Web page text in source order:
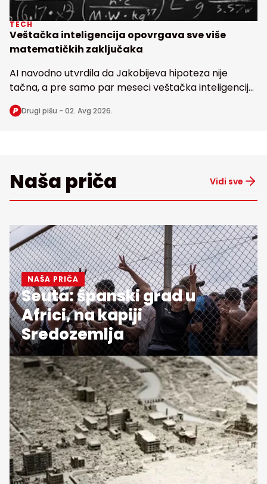
TECH
Veštačka inteligencija opovrgava sve više
matematičkih zaključaka
AI navodno utvrdila da Jakobijeva hipoteza nije
tačna, a pre samo par meseci veštačka inteligencija
dovela u pitanje i poznatu Erdoševu hipotezu, obe
stare bezmalo 100 godina
Drugi pišu - 02. Avg 2026.
Naša priča Vidi sve
NAŠA PRIČA
Seuta: španski grad u
Africi, na kapiji
Sredozemlja